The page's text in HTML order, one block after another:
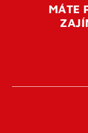
otevření tohoto
přihlásit.
MÁTE